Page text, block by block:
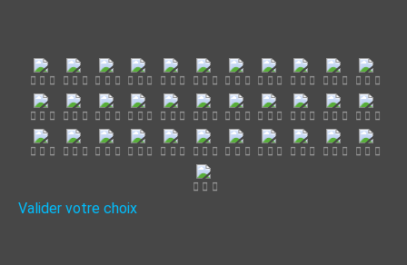
Valider votre choix